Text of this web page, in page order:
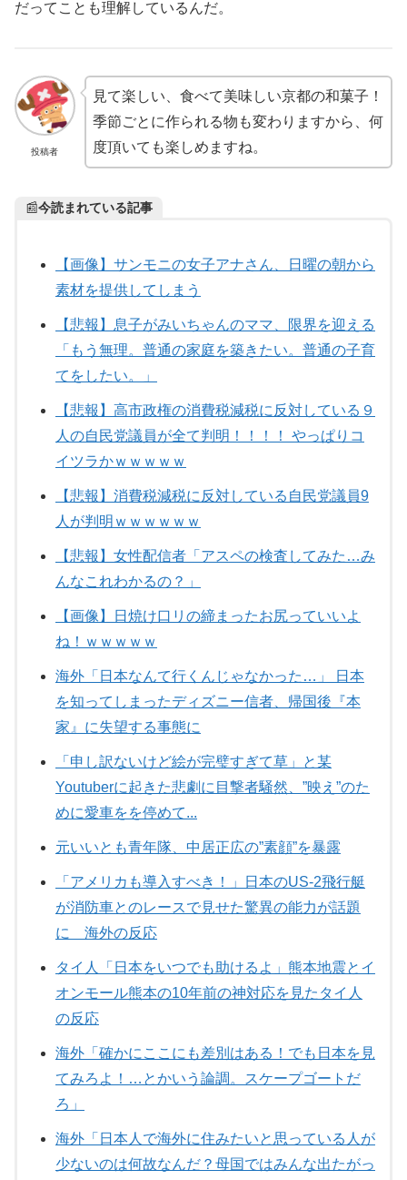
だってことも理解しているんだ。
投稿者
見て楽しい、食べて美味しい京都の和菓子！
季節ごとに作られる物も変わりますから、何
度頂いても楽しめますね。
📰今読まれている記事
【画像】サンモニの女子アナさん、日曜の朝から
素材を提供してしまう
【悲報】息子がみいちゃんのママ、限界を迎える
「もう無理。普通の家庭を築きたい。普通の子育
てをしたい。」
【悲報】高市政権の消費税減税に反対している９
人の自民党議員が全て判明！！！！ やっぱりコ
イツラかｗｗｗｗｗ
【悲報】消費税減税に反対している自民党議員9
人が判明ｗｗｗｗｗｗ
【悲報】女性配信者「アスペの検査してみた…み
んなこれわかるの？」
【画像】日焼け口リの締まったお尻っていいよ
ね！ｗｗｗｗｗ
海外「日本なんて行くんじゃなかった…」 日本
を知ってしまったディズニー信者、帰国後『本
家』に失望する事態に
「申し訳ないけど絵が完璧すぎて草」と某
Youtuberに起きた悲劇に目撃者騒然、”映え”のた
めに愛車をを停めて...
元いいとも青年隊、中居正広の”素顔”を暴露
「アメリカも導入すべき！」日本のUS-2飛行艇
が消防車とのレースで見せた驚異の能力が話題
に 海外の反応
タイ人「日本をいつでも助けるよ」熊本地震とイ
オンモール熊本の10年前の神対応を見たタイ人
の反応
海外「確かにここにも差別はある！でも日本を見
てみろよ！…とかいう論調。スケープゴートだ
ろ」
海外「日本人で海外に住みたいと思っている人が
少ないのは何故なんだ？母国ではみんな出たがっ